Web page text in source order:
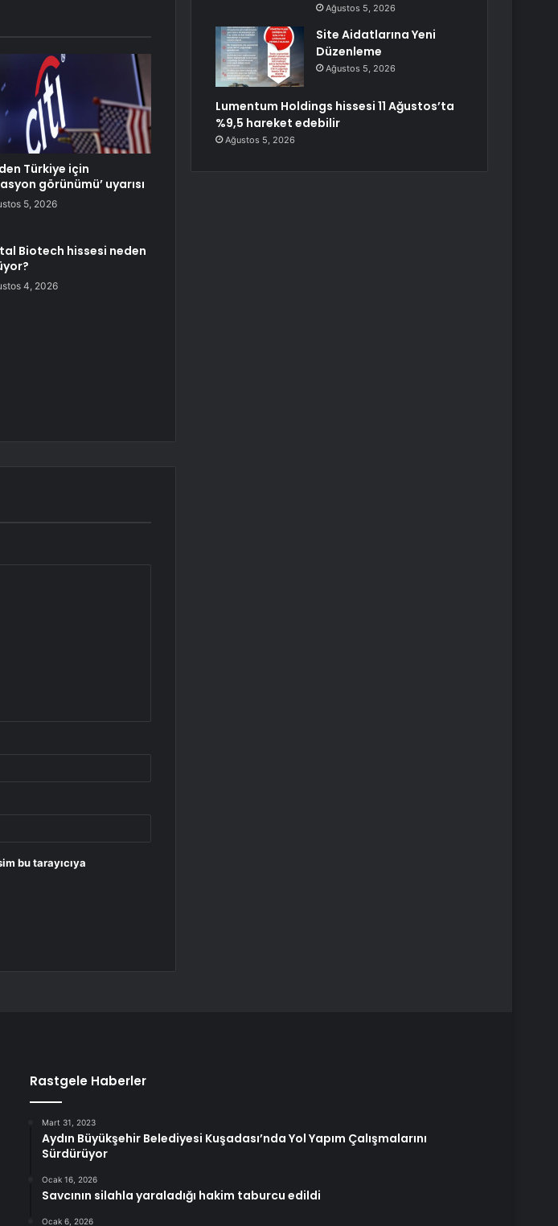
Türkiye için
görünümü’ uyarısı
5, 2026
Biotech hissesi neden
4, 2026
bu tarayıcıya
Ağustos 5, 2026
Site Aidatlarına Yeni
Düzenleme
Ağustos 5, 2026
Lumentum Holdings hissesi 11 Ağustos’ta
%9,5 hareket edebilir
Ağustos 5, 2026
Rastgele Haberler
Mart 31, 2023
Aydın Büyükşehir Belediyesi Kuşadası’nda Yol Yapım Çalışmalarını
Sürdürüyor
Ocak 16, 2026
Savcının silahla yaraladığı hakim taburcu edildi
Ocak 6, 2026